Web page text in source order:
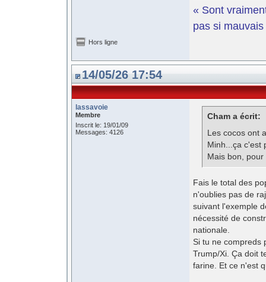
« Sont
pas si
Hors ligne
14/05/26 17:54
lassavoie
Membre
Inscrit le: 19/01/09
Messages: 4126
Cham a écrit:
Les cocos ont
Minh...ça c'est
Mais bon,
Fais le total des
n'oublies pas de
suivant l'exemple
nécessité de
nationale.
Si tu ne compreds
Trump/Xi. Ça doit
farine. Et ce n'est